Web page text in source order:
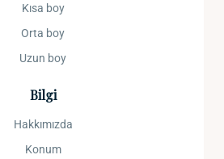
Kısa boy
Orta boy
Uzun boy
Bilgi
Hakkımızda
Konum